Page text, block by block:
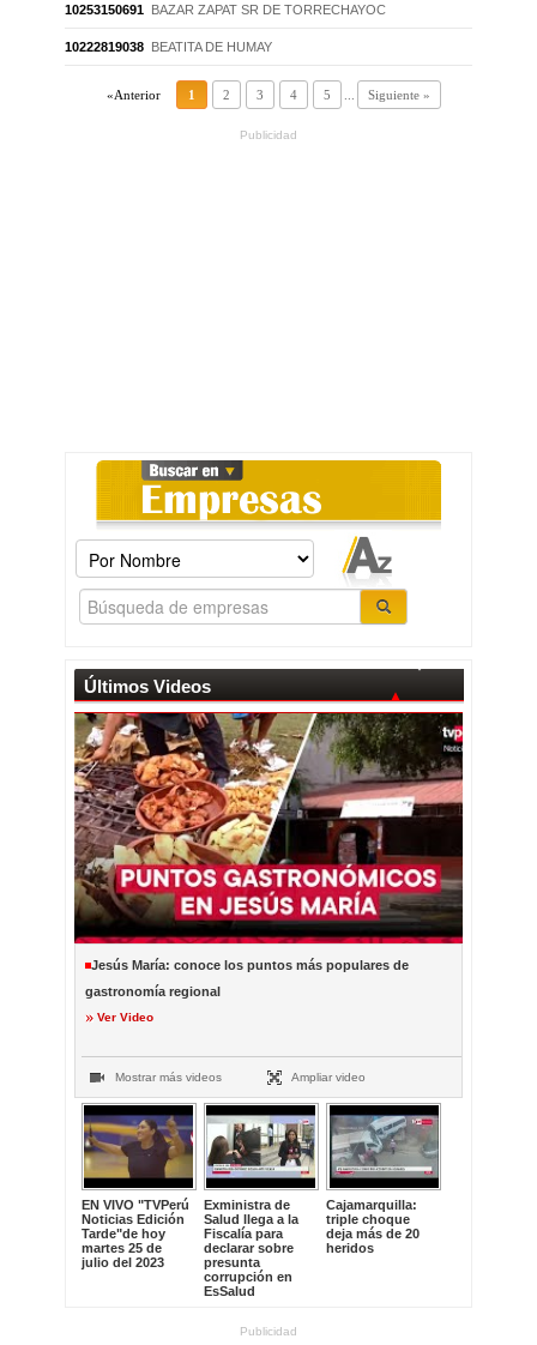
10253150691 BAZAR ZAPAT SR DE TORRECHAYOC
10222819038 BEATITA DE HUMAY
«Anterior 1 2 3 4 5 Siguiente »
Publicidad
Últimos Videos
Jesús María: conoce los puntos más populares de
gastronomía regional
Ver Video
Mostrar más videos Ampliar video
EN VIVO "TVPerú
Noticias Edición
Tarde"de hoy
martes 25 de
julio del 2023
Exministra de
Salud llega a la
Fiscalía para
declarar sobre
presunta
corrupción en
EsSalud
Cajamarquilla:
triple choque
deja más de 20
heridos
Publicidad